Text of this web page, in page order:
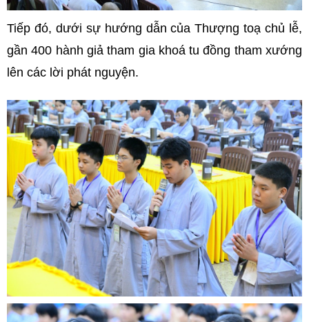
Tiếp đó, dưới sự hướng dẫn của Thượng toạ chủ lễ,
gần 400 hành giả tham gia khoá tu đồng tham xướng
lên các lời phát nguyện.